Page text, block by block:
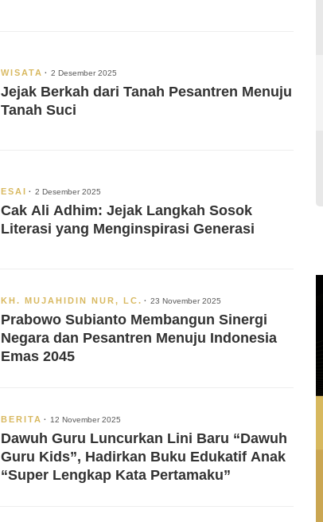
WISATA 2 Desember 2025
Jejak Berkah dari Tanah Pesantren Menuju
Tanah Suci
ESAI 2 Desember 2025
Cak Ali Adhim: Jejak Langkah Sosok
Literasi yang Menginspirasi Generasi
KH. MUJAHIDIN NUR, LC. 23 November 2025
Prabowo Subianto Membangun Sinergi
Negara dan Pesantren Menuju Indonesia
Emas 2045
BERITA 12 November 2025
Dawuh Guru Luncurkan Lini Baru “Dawuh
Guru Kids”, Hadirkan Buku Edukatif Anak
“Super Lengkap Kata Pertamaku”